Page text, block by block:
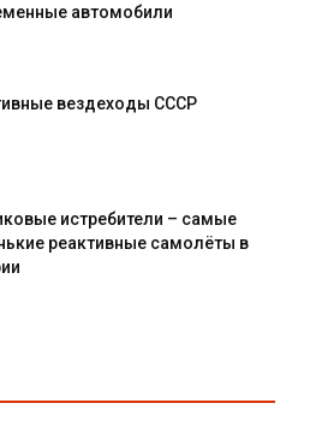
автомобили
вездеходы СССР
истребители – самые
реактивные самолёты в